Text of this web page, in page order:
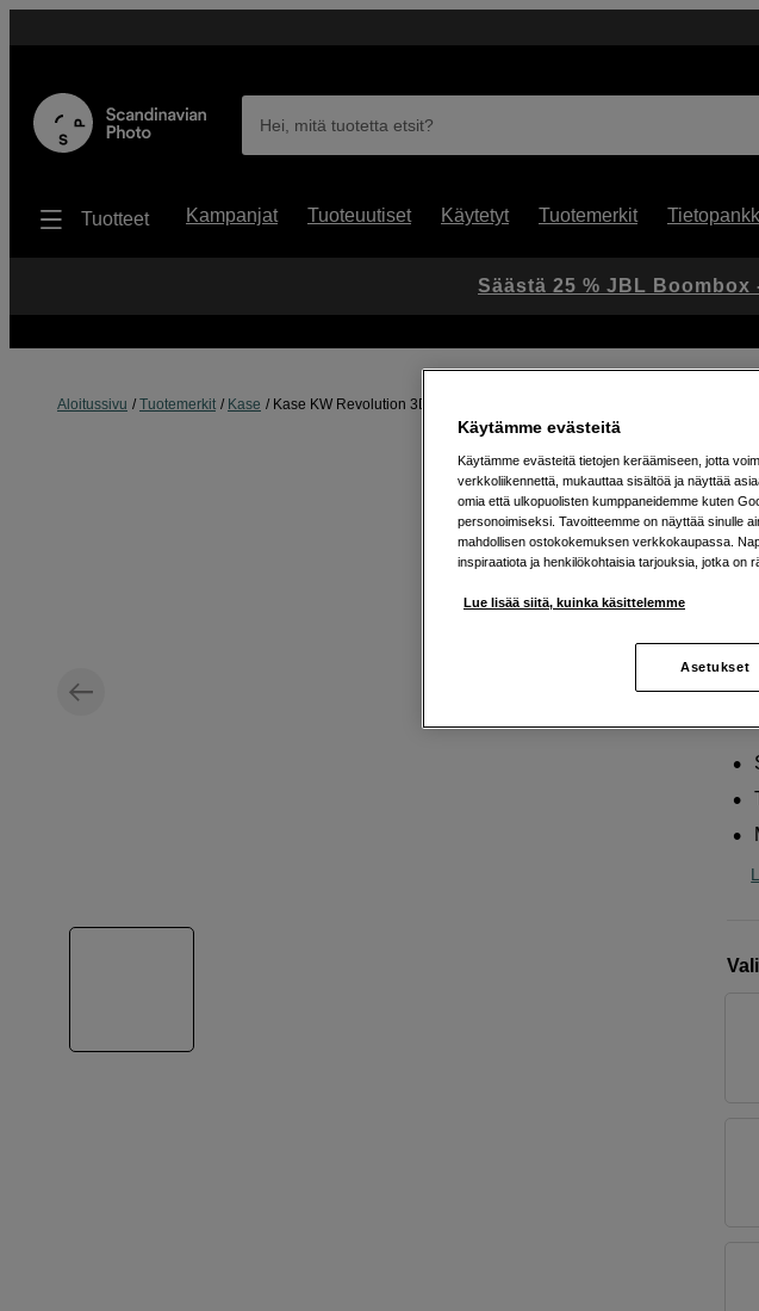
Hei, mitä tuotetta etsit?
Tuotteet Kampanjat Tuoteuutiset Käytetyt Tuotemerkit
Aloitussivu Tuotemerkit Kase Kase KW Revolution 3D Tool 77mm
Säästä 25 % JBL
Käytämme evästeitä
Käytämme evästeitä tietojen keräämiseen, jotta
verkkoliikennettä, mukauttaa sisältöä ja näyttää
omia että ulkopuolisten kumppaneidemme kuten
personoimiseksi. Tavoitteemme on näyttää sinulle
mahdollisen ostokokemuksen verkkokaupassa.
inspiraatiota ja henkilökohtaisia tarjouksia, jotka on
Lue lisää siitä, kuinka käsittelemme
Asetukset